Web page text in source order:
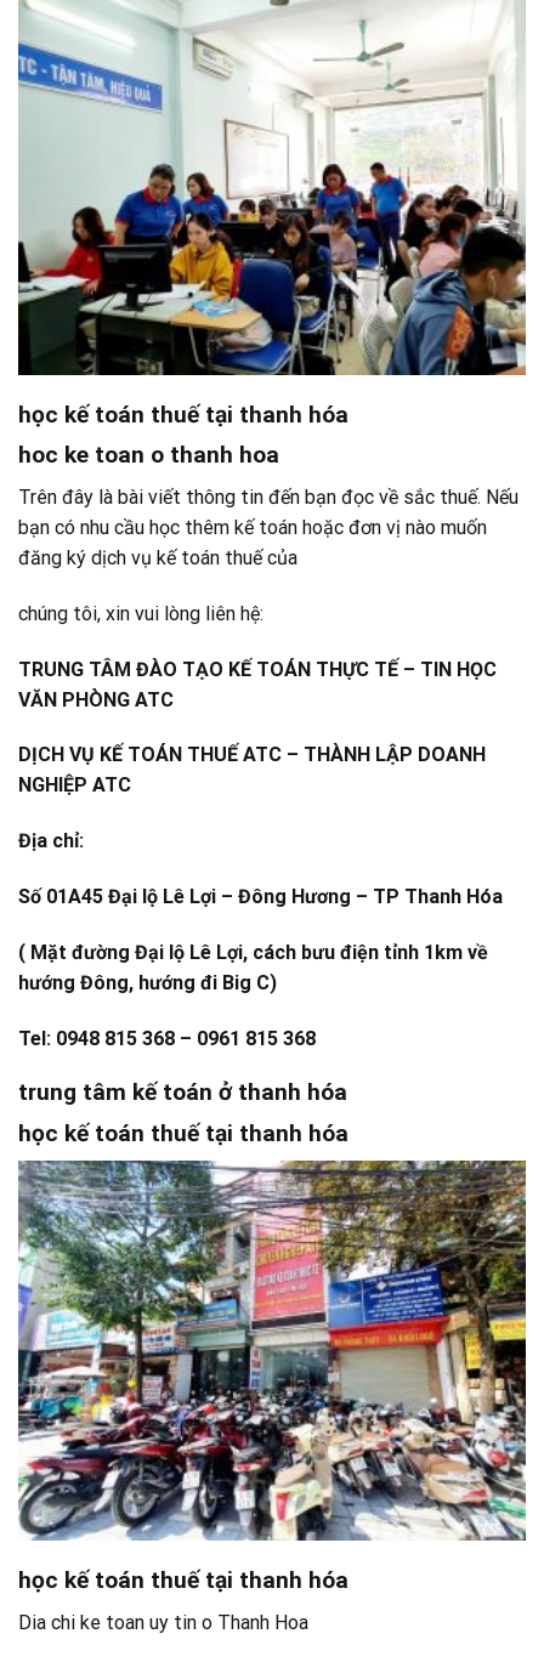
học kế toán thuế tại thanh hóa
hoc ke toan o thanh hoa
Trên đây là bài viết thông tin đến bạn đọc về sắc thuế. Nếu
bạn có nhu cầu học thêm kế toán hoặc đơn vị nào muốn
đăng ký dịch vụ kế toán thuế của
chúng tôi, xin vui lòng liên hệ:
TRUNG TÂM ĐÀO TẠO KẾ TOÁN THỰC TẾ – TIN HỌC
VĂN PHÒNG ATC
DỊCH VỤ KẾ TOÁN THUẾ ATC – THÀNH LẬP DOANH
NGHIỆP ATC
Địa chỉ:
Số 01A45 Đại lộ Lê Lợi – Đông Hương – TP Thanh Hóa
( Mặt đường Đại lộ Lê Lợi, cách bưu điện tỉnh 1km về
hướng Đông, hướng đi Big C)
Tel: 0948 815 368 – 0961 815 368
trung tâm kế toán ở thanh hóa
học kế toán thuế tại thanh hóa
học kế toán thuế tại thanh hóa
Dia chi ke toan uy tin o Thanh Hoa